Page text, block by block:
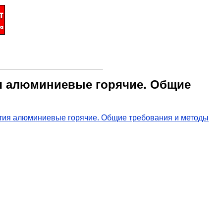
алюминиевые горячие. Общие
алюминиевые горячие. Общие требования и методы